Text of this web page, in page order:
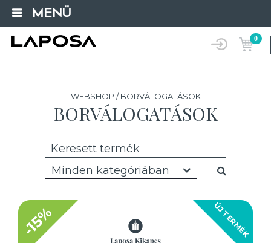
MENÜ
0
WEBSHOP / BORVÁLOGATÁSOK
BORVÁLOGATÁSOK
Minden kategóriában
ÚJ TERMÉK
-15%